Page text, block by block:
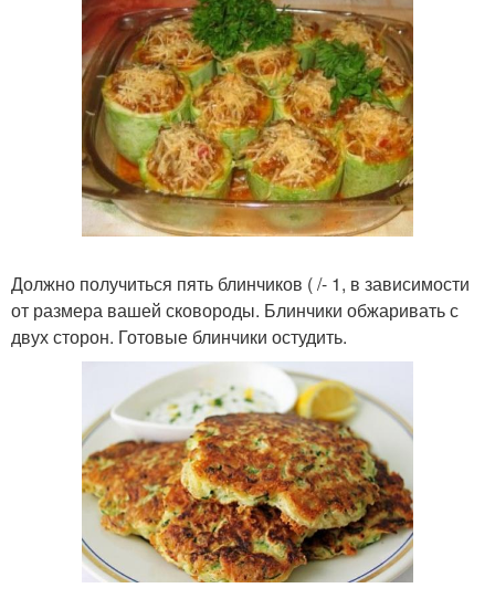
Должно получиться пять блинчиков ( /- 1, в зависимости
от размера вашей сковороды. Блинчики обжаривать с
двух сторон. Готовые блинчики остудить.